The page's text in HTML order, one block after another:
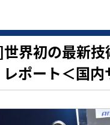
界初の最新技
ポート＜国内